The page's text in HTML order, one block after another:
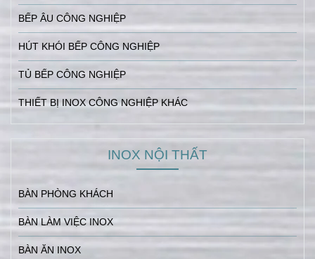
BẾP ÂU CÔNG NGHIỆP
HÚT KHÓI BẾP CÔNG NGHIỆP
TỦ BẾP CÔNG NGHIỆP
THIẾT BỊ INOX CÔNG NGHIỆP KHÁC
INOX NỘI THẤT
BÀN PHÒNG KHÁCH
BÀN LÀM VIỆC INOX
BÀN ĂN INOX